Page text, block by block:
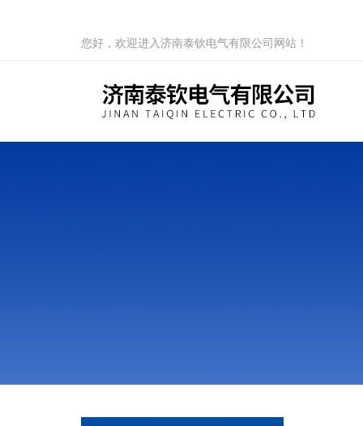
您好，欢迎进入济南泰钦电气有限公司网站！